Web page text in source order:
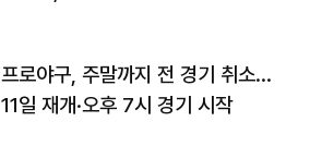
프로야구, 주말까지 전 경기 취소…
11일 재개·오후 7시 경기 시작